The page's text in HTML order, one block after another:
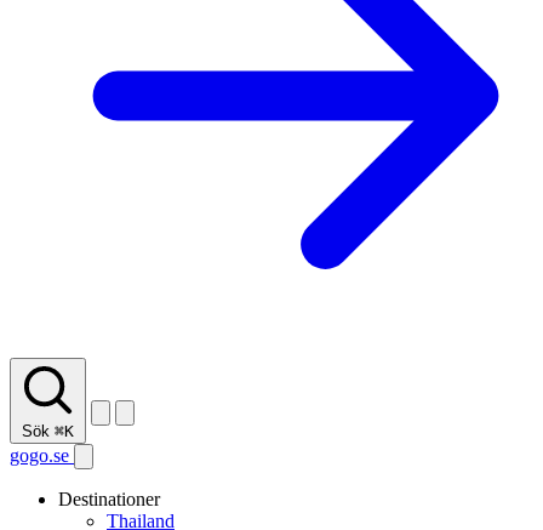
Sök ⌘K
gogo.se
Destinationer
Thailand